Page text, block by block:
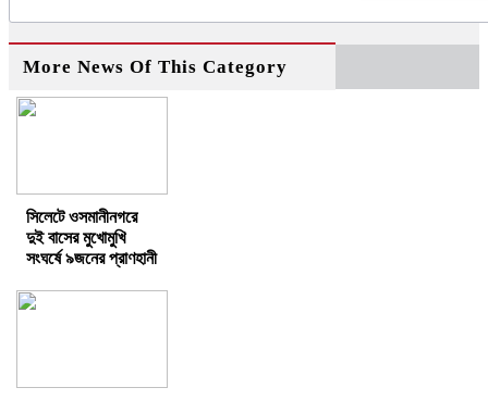
More News Of This Category
সিলেটে ওসমানীনগরে
দুই বাসের মুখোমুখি
সংঘর্ষে ৯জনের প্রাণহানী